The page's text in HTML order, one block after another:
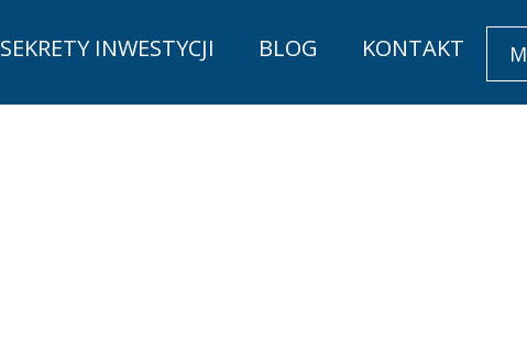
SEKRETY INWESTYCJI BLOG KONTAKT